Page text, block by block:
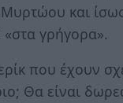
και
γρήγορα».
που έχουν
Θα είναι